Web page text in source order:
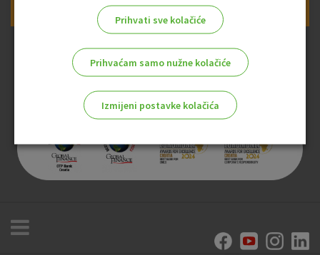
Prihvati sve kolačiće
Prihvaćam samo nužne kolačiće
Izmijeni postavke kolačića
Nužni kolačići
Analitički kolačići